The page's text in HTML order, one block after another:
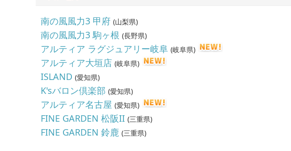
南の風風力3 甲府 (山梨県)
南の風風力3 駒ヶ根 (長野県)
アルティア ラグジュアリー岐阜 (岐阜県)
アルティア大垣店 (岐阜県)
ISLAND (愛知県)
K'sバロン倶楽部 (愛知県)
アルティア名古屋 (愛知県)
FINE GARDEN 松阪II (三重県)
FINE GARDEN 鈴鹿 (三重県)